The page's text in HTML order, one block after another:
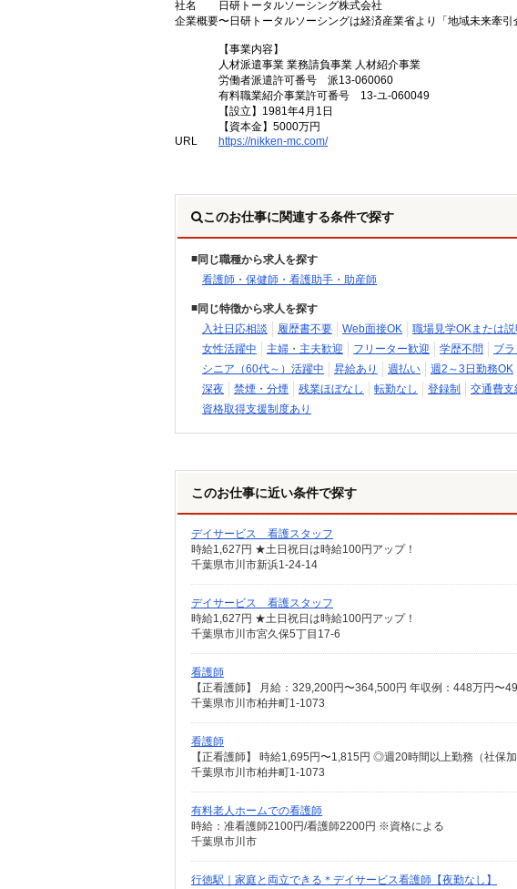
社名
日研トータルソーシング株式会社
企業概要〜日研トータルソーシングは経済産業省より「地域未来牽
【事業内容】
人材派遣事業 業務請負事業 人材紹介事業
労働者派遣許可番号 派13-060060
有料職業紹介事業許可番号 13-ユ-060049
【設立】1981年4月1日
【資本金】5000万円
URL
https://nikken-mc.com/
このお仕事に関連する条件で探す
同じ職種から求人を探す
看護師・保健師・看護助手・助産師
同じ特徴から求人を探す
入社日応相談
履歴書不要 Web面接OK 職場見学OKまたは説
女性活躍中
主婦・主夫歓迎 フリーター歓迎 学歴不問 ブ
シニア（60代～）活躍中
昇給あり 週払い 週2～3日勤務OK
深夜
禁煙・分煙 残業ほぼなし 転勤なし 登録制 交通費支
資格取得支援制度あり
このお仕事に近い条件で探す
デイサービス 看護スタッフ
時給1,627円 ★土日祝日は時給100円アップ！
千葉県市川市新浜1-24-14
デイサービス 看護スタッフ
時給1,627円 ★土日祝日は時給100円アップ！
千葉県市川市宮久保5丁目17-6
看護師
千葉県市川市柏井町1-1073
看護師
千葉県市川市柏井町1-1073
有料老人ホームでの看護師
時給：准看護師2100円/看護師2200円 ※資格による
千葉県市川市
行徳駅｜家庭と両立できる＊デイサービス看護師【夜勤なし】